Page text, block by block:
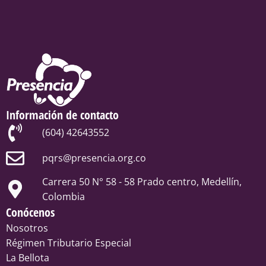
Información de contacto
(604) 42643552
pqrs@presencia.org.co
Carrera 50 N° 58 - 58 Prado centro, Medellín,
Colombia
Conócenos
Nosotros
Régimen Tributario Especial
La Bellota